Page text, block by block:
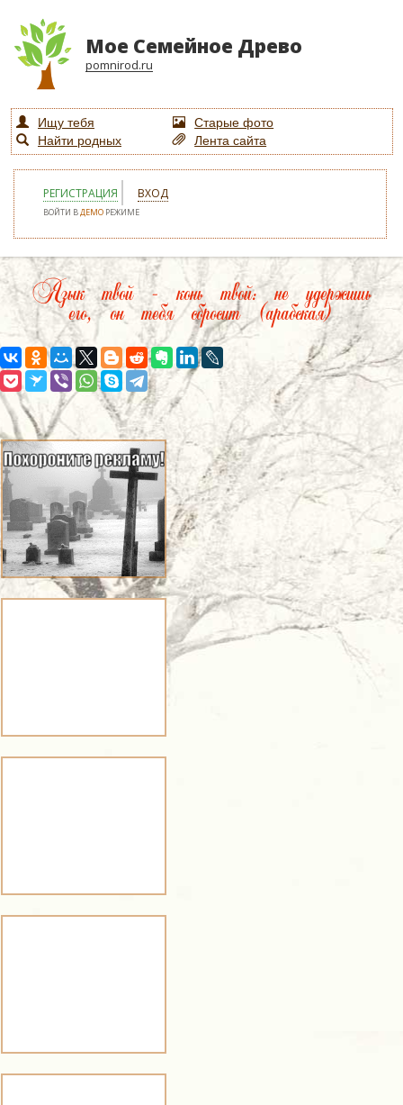
Мое Семейное Древо
pomnirod.ru
Ищу тебя
Старые фото
Найти родных
Лента сайта
РЕГИСТРАЦИЯ ВХОД
ВОЙТИ ВДЕМО РЕЖИМЕ
Язык твой – конь твой: не удержишь
его, он тебя сбросит (арабская)